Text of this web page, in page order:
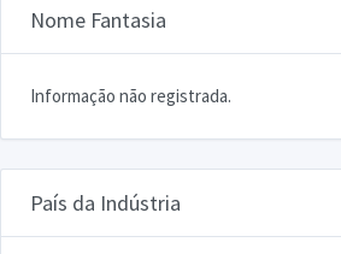
Nome Fantasia
Informação não registrada.
País da Indústria